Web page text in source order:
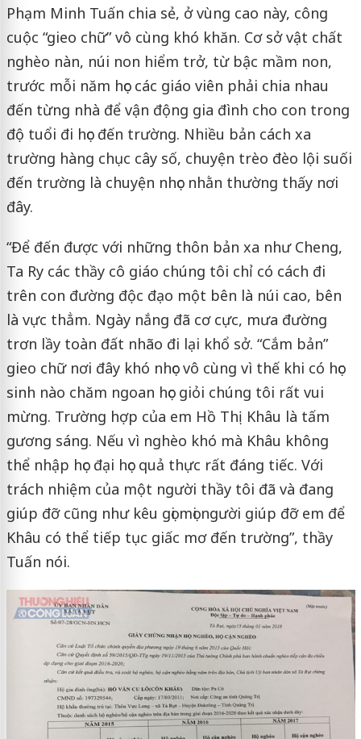
Phạm Minh Tuấn chia sẻ, ở vùng cao này, công
cuộc “gieo chữ” vô cùng khó khăn. Cơ sở vật chất
nghèo nàn, núi non hiểm trở, từ bậc mầm non,
trước mỗi năm học các giáo viên phải chia nhau
đến từng nhà để vận động gia đình cho con trong
độ tuổi đi học đến trường. Nhiều bản cách xa
trường hàng chục cây số, chuyện trèo đèo lội suối
đến trường là chuyện nhọc nhằn thường thấy nơi
đây.
“Để đến được với những thôn bản xa như Cheng,
Ta Ry các thầy cô giáo chúng tôi chỉ có cách đi
trên con đường độc đạo một bên là núi cao, bên
là vực thẳm. Ngày nắng đã cơ cực, mưa đường
trơn lầy toàn đất nhão đi lại khổ sở. “Cắm bản”
gieo chữ nơi đây khó nhọc vô cùng vì thế khi có học
sinh nào chăm ngoan học giỏi chúng tôi rất vui
mừng. Trường hợp của em Hồ Thị Khâu là tấm
gương sáng. Nếu vì nghèo khó mà Khâu không
thể nhập học đại học quả thực rất đáng tiếc. Với
trách nhiệm của một người thầy tôi đã và đang
giúp đỡ cũng như kêu gọi mọi người giúp đỡ em để
Khâu có thể tiếp tục giấc mơ đến trường”, thầy
Tuấn nói.